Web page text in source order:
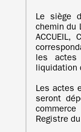
Le siège
chemin du
les actes
liquidation
Les actes
seront
Registre